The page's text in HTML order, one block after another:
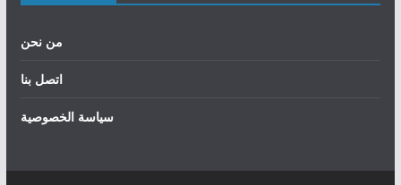
من نحن
اتصل بنا
سياسة الخصوصية